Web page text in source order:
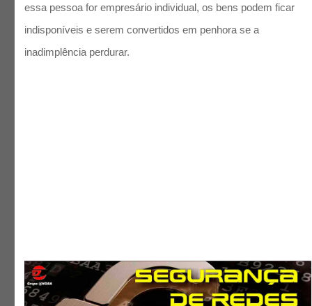
essa pessoa for empresário individual, os bens podem ficar
indisponíveis e serem convertidos em penhora se a
inadimplência perdurar.